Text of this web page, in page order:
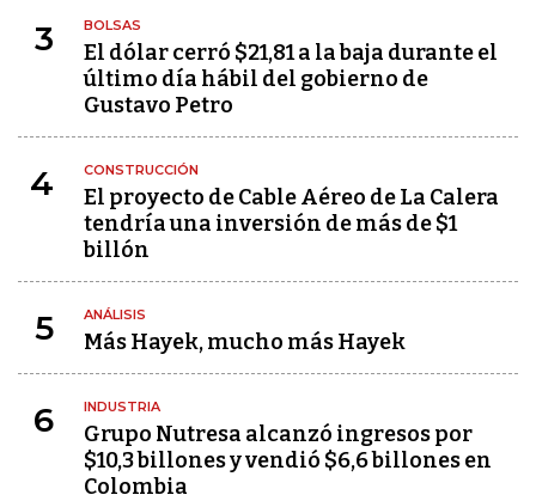
3 BOLSAS
El dólar cerró $21,81 a la baja durante el
último día hábil del gobierno de
Gustavo Petro
4 CONSTRUCCIÓN
El proyecto de Cable Aéreo de La Calera
tendría una inversión de más de $1
billón
5 ANÁLISIS
Más Hayek, mucho más Hayek
6 INDUSTRIA
Grupo Nutresa alcanzó ingresos por
$10,3 billones y vendió $6,6 billones en
Colombia